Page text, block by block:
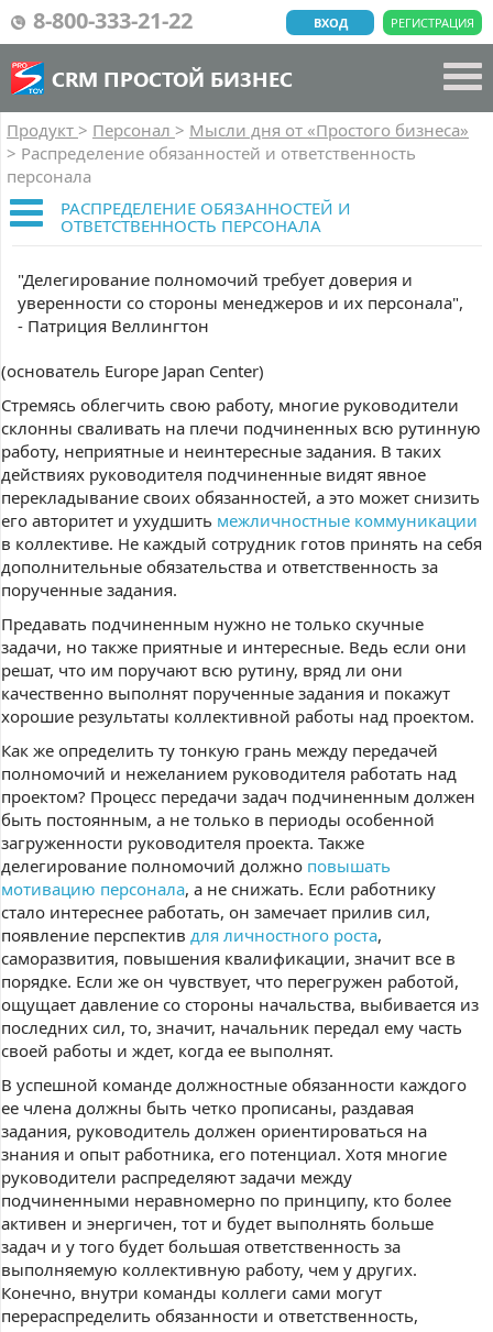
8-800-333-21-22 РЕГИСТРАЦИЯ
ВХОД
CRM ПРОСТОЙ БИЗНЕС
Продукт > Персонал > Мысли дня от «Простого бизнеса»
> Распределение обязанностей и ответственность
персонала
РАСПРЕДЕЛЕНИЕ ОБЯЗАННОСТЕЙ И
ОТВЕТСТВЕННОСТЬ ПЕРСОНАЛА
"Делегирование полномочий требует доверия и
уверенности со стороны менеджеров и их персонала",
- Патриция Веллингтон
(основатель Europe Japan Center)
Стремясь облегчить свою работу, многие руководители
склонны сваливать на плечи подчиненных всю рутинную
работу, неприятные и неинтересные задания. В таких
действиях руководителя подчиненные видят явное
перекладывание своих обязанностей, а это может снизить
его авторитет и ухудшить межличностные коммуникации
в коллективе. Не каждый сотрудник готов принять на себя
дополнительные обязательства и ответственность за
порученные задания.
Предавать подчиненным нужно не только скучные
задачи, но также приятные и интересные. Ведь если они
решат, что им поручают всю рутину, вряд ли они
качественно выполнят порученные задания и покажут
хорошие результаты коллективной работы над проектом.
Как же определить ту тонкую грань между передачей
полномочий и нежеланием руководителя работать над
проектом? Процесс передачи задач подчиненным должен
быть постоянным, а не только в периоды особенной
загруженности руководителя проекта. Также
делегирование полномочий должно повышать
мотивацию персонала, а не снижать. Если работнику
стало интереснее работать, он замечает прилив сил,
появление перспектив для личностного роста,
саморазвития, повышения квалификации, значит все в
порядке. Если же он чувствует, что перегружен работой,
ощущает давление со стороны начальства, выбивается из
последних сил, то, значит, начальник передал ему часть
своей работы и ждет, когда ее выполнят.
В успешной команде должностные обязанности каждого
ее члена должны быть четко прописаны, раздавая
задания, руководитель должен ориентироваться на
знания и опыт работника, его потенциал. Хотя многие
руководители распределяют задачи между
подчиненными неравномерно по принципу, кто более
активен и энергичен, тот и будет выполнять больше
задач и у того будет большая ответственность за
выполняемую коллективную работу, чем у других.
Конечно, внутри команды коллеги сами могут
перераспределить обязанности и ответственность,